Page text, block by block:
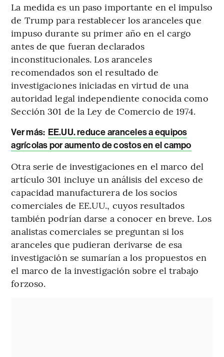
La medida es un paso importante en el impulso
de Trump para restablecer los aranceles que
impuso durante su primer año en el cargo
antes de que fueran declarados
inconstitucionales. Los aranceles
recomendados son el resultado de
investigaciones iniciadas en virtud de una
autoridad legal independiente conocida como
Sección 301 de la Ley de Comercio de 1974.
Ver más: EE.UU. reduce aranceles a equipos
agrícolas por aumento de costos en el campo
Otra serie de investigaciones en el marco del
artículo 301 incluye un análisis del exceso de
capacidad manufacturera de los socios
comerciales de EE.UU., cuyos resultados
también podrían darse a conocer en breve. Los
analistas comerciales se preguntan si los
aranceles que pudieran derivarse de esa
investigación se sumarían a los propuestos en
el marco de la investigación sobre el trabajo
forzoso.